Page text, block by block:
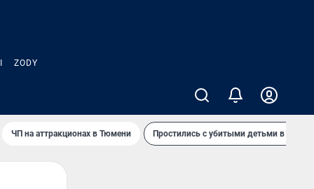
ZODY
ЧП на аттракционах в Тюмени Простились с убитыми детьми в